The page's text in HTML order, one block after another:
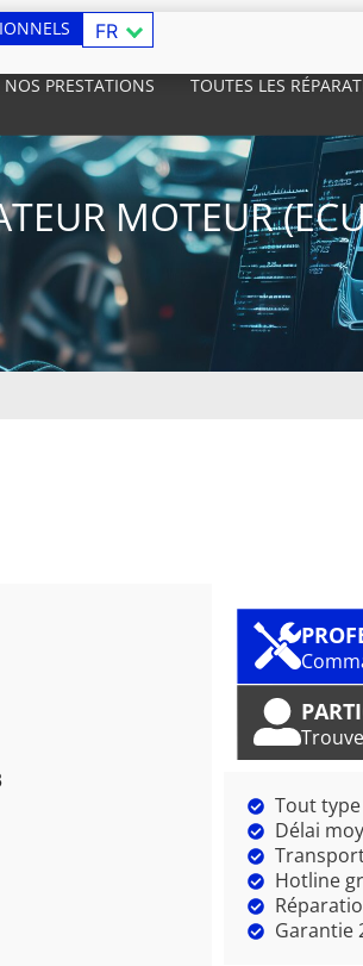
FR
NOS PRESTATIONS TOUTES LES
MOTEUR
Tout
Délai
Hotline
Garantie